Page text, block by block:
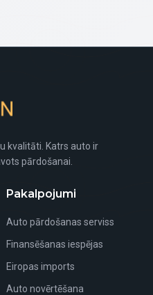
kvalitāti. Katrs auto ir
pārdošanai.
Pakalpojumi
Auto pārdošanas serviss
Finansēšanas iespējas
Eiropas imports
Auto novērtēšana